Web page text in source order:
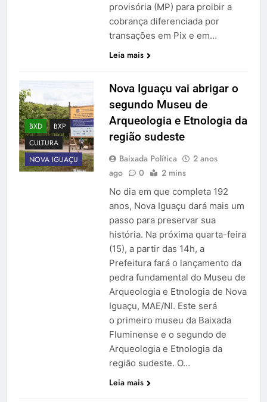
provisória (MP) para proibir a
cobrança diferenciada por
transações em Pix e em…
Leia mais
BXD
BXP
CULTURA
NOVA IGUAÇU
Nova Iguaçu vai abrigar o
segundo Museu de
Arqueologia e Etnologia da
região sudeste
Baixada Política
2 anos
ago
0 2 mins
No dia em que completa 192
anos, Nova Iguaçu dará mais um
passo para preservar sua
história. Na próxima quarta-feira
(15), a partir das 14h, a
Prefeitura fará o lançamento da
pedra fundamental do Museu de
Arqueologia e Etnologia de Nova
Iguaçu, MAE/NI. Este será
o primeiro museu da Baixada
Fluminense e o segundo de
Arqueologia e Etnologia da
região sudeste. O…
Leia mais